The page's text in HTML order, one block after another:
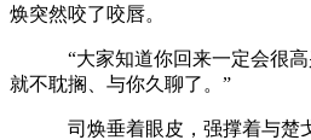
焕突然咬了咬唇。
“大家知道你回来一定会很高
就不耽搁、与你久聊了。”
司焕垂着眼皮，强撑着与楚戈